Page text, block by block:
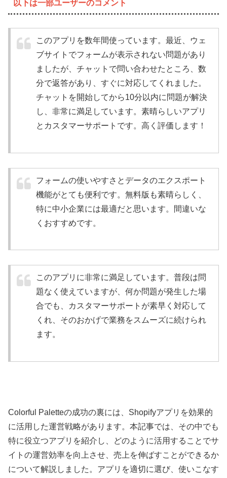
以下は一部ユーザーのコメント
このアプリを数年間使っています。最近、ウェ
ブサイトでフォームが表示されない問題があり
ましたが、チャットで問い合わせたところ、数
分で返答があり、すぐに対応してくれました。
チャットを開始してから10分以内に問題が解決
し、非常に満足しています。素晴らしいアプリ
とカスタマーサポートです。高く評価します！
フォームの使いやすさとデータのエクスポート
機能がとても便利です。無料版も素晴らしく、
特に中小企業には最適だと思います。間違いな
くおすすめです。
このアプリに非常に満足しています。普段は問
題なく使えていますが、何か問題が発生した場
合でも、カスタマーサポートが素早く対応して
くれ、そのおかげで業務をスムーズに続けられ
ます。
Colorful Paletteの成功の裏には、Shopifyアプリを効果的
に活用した運営戦略があります。本記事では、その中でも
特に役立つアプリを紹介し、どのように活用することでサ
イトの運営効率を向上させ、売上を伸ばすことができるか
について解説しました。アプリを適切に選び、使いこなす